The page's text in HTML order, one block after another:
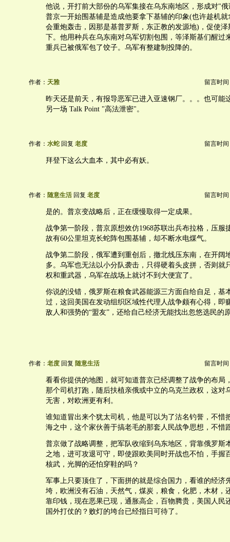
他说，开打前大部份的乌军集接在乌东南地区，形成对"
普京一开始围基辅是造成他要拿下基辅的印象(也许趁机
会重炮轰击，因那是基普罗斯，东正教的发源地)，促使
下。他用种兵在乌东南对乌军切割包围，等泽斯基们醒过
重兵已被俄军包了饺子。乌军有整建制投降的。
作者： 天雅 留言时间
昨天还是前天，有报导恶军已进入亚速钢厂。。。也可能
另一场 Talk Point "高法泄密"。
作者： 水蛇 回复 老度 留言时间
拜登下这么大血本，其中必有妖。
作者： 随意生活 回复 老度 留言时间
是的。普京变战略后，正在缓慢取得一定成果。
战争第一阶段，普京原想效仿1968苏联出兵布拉格，压服
故有60公里坦克长蛇阵包围基辅，却不断水电煤气。
战争第二阶段，俄军遭到重创后，撤北线压东南，在开阔
多。乌军也无法以小分队袭击，只得硬着头皮拼，否则就
权和重武器，乌军在战场上就讨不到大便宜了。
你说的没错，俄罗斯在粮食武器能源三方面自给自足，基
过，这回美国在发动组织区域性代理人战争颇有心得，即
敌人和强势的“盟友”，还给自己经济无能找出忽悠选民的
作者： 老度 回复 随意生活 留言时间
看看你提供的地图，就可知道普京已经调整了战争的布局
那个司机打跑，随后扶植亲俄或中立的乌克兰政权，这对
无害，对欧洲更有利。
谁知道冒出来个犹太司机，他是可以为了沽名钓誉，不惜
海之中，这个家伙善于搞老毛的那套人民战争思想，不惜
普京做了战略调整，把军队收缩到乌东地区，背靠俄罗斯
之地，进可攻退可守，即使跟欧美同时开战也不怕，手握
核武，光脚的还怕穿鞋的吗？
军事上只要顶住了，下面拼的就是综合国力，看谁的经济
垮，欧洲没有石油，天然气，煤炭，粮食，化肥，木材，
靠印钱，现在恶果已现，通胀高企，百物腾贵，美国人民
国外打仗的？败灯的垮台已经指日可待了。